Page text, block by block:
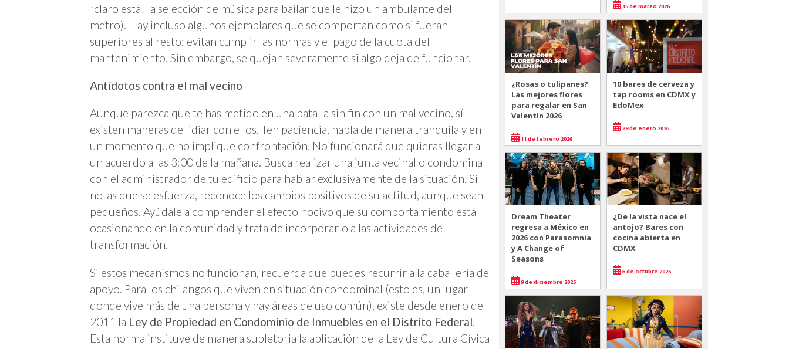
¡claro está! la selección de música para bailar que le hizo un ambulante del
metro). Hay incluso algunos ejemplares que se comportan como si fueran
superiores al resto: evitan cumplir las normas y el pago de la cuota del
mantenimiento. Sin embargo, se quejan severamente si algo deja de funcionar.
Antídotos contra el mal vecino
Aunque parezca que te has metido en una batalla sin fin con un mal vecino, sí
existen maneras de lidiar con ellos. Ten paciencia, habla de manera tranquila y en
un momento que no implique confrontación. No funcionará que quieras llegar a
un acuerdo a las 3:00 de la mañana. Busca realizar una junta vecinal o condominal
con el administrador de tu edificio para hablar exclusivamente de la situación. Si
notas que se esfuerza, reconoce los cambios positivos de su actitud, aunque sean
pequeños. Ayúdale a comprender el efecto nocivo que su comportamiento está
ocasionando en la comunidad y trata de incorporarlo a las actividades de
transformación.
Si estos mecanismos no funcionan, recuerda que puedes recurrir a la caballería de
apoyo. Para los chilangos que viven en situación condominal (esto es, un lugar
donde vive más de una persona y hay áreas de uso común), existe desde enero de
2011 la Ley de Propiedad en Condominio de Inmuebles en el Distrito Federal
Esta norma instituye de manera supletoria la aplicación de la Ley de Cultura Cívica
15 de marzo 2026
¿Rosas o tulipanes?
Las mejores flores
para regalar en San
Valentín 2026
11 de febrero 2026
10 bares de cerveza y
tap rooms en CDMX y
EdoMex
29 de enero 2026
Dream Theater
regresa a México en
2026 con Parasomnia
y A Change of
Seasons
9 de diciembre 2025
¿De la vista nace el
antojo? Bares con
cocina abierta en
CDMX
6 de octubre 2025